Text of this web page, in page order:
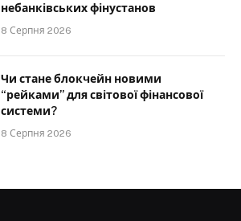
небанківських фінустанов
8 Серпня 2026
Чи стане блокчейн новими
“рейками” для світової фінансової
системи?
8 Серпня 2026